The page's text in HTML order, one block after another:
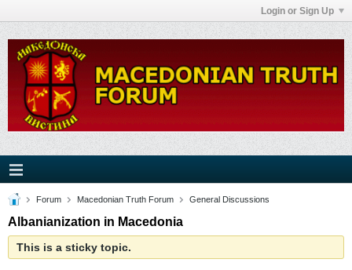
Login or Sign Up
Forum Macedonian Truth Forum General Discussions
Albanianization in Macedonia
This is a sticky topic.